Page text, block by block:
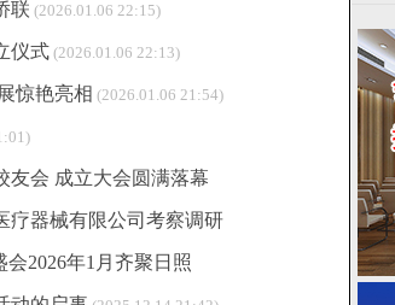
联 (2026.01.06 22:15)
仪式 (2026.01.06 22:13)
惊艳亮相 (2026.01.06 21:54)
友会 成立大会圆满落幕
疗器械有限公司考察调研
2026年1月齐聚日照